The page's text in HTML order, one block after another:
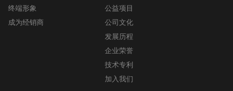
终端形象
成为经销商
公益项目
公司文化
发展历程
企业荣誉
技术专利
加入我们